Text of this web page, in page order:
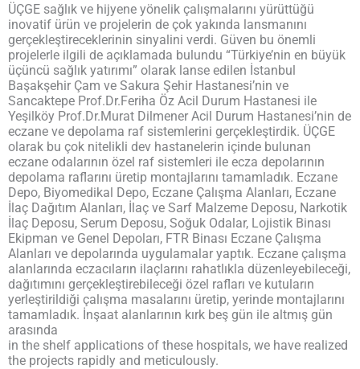
ÜÇGE sağlık ve hijyene yönelik çalışmalarını yürüttüğü
inovatif ürün ve projelerin de çok yakında lansmanını
gerçekleştireceklerinin sinyalini verdi. Güven bu önemli
projelerle ilgili de açıklamada bulundu “Türkiye’nin en büyük
üçüncü sağlık yatırımı” olarak lanse edilen İstanbul
Başakşehir Çam ve Sakura Şehir Hastanesi’nin ve
Sancaktepe Prof.Dr.Feriha Öz Acil Durum Hastanesi ile
Yeşilköy Prof.Dr.Murat Dilmener Acil Durum Hastanesi’nin de
eczane ve depolama raf sistemlerini gerçekleştirdik. ÜÇGE
olarak bu çok nitelikli dev hastanelerin içinde bulunan
eczane odalarının özel raf sistemleri ile ecza depolarının
depolama raflarını üretip montajlarını tamamladık. Eczane
Depo, Biyomedikal Depo, Eczane Çalışma Alanları, Eczane
İlaç Dağıtım Alanları, İlaç ve Sarf Malzeme Deposu, Narkotik
İlaç Deposu, Serum Deposu, Soğuk Odalar, Lojistik Binası
Ekipman ve Genel Depoları, FTR Binası Eczane Çalışma
Alanları ve depolarında uygulamalar yaptık. Eczane çalışma
alanlarında eczacıların ilaçlarını rahatlıkla düzenleyebileceği,
dağıtımını gerçekleştirebileceği özel rafları ve kutuların
yerleştirildiği çalışma masalarını üretip, yerinde montajlarını
tamamladık. İnşaat alanlarının kırk beş gün ile altmış gün
arasında
in the shelf applications of these hospitals, we have realized
the projects rapidly and meticulously.